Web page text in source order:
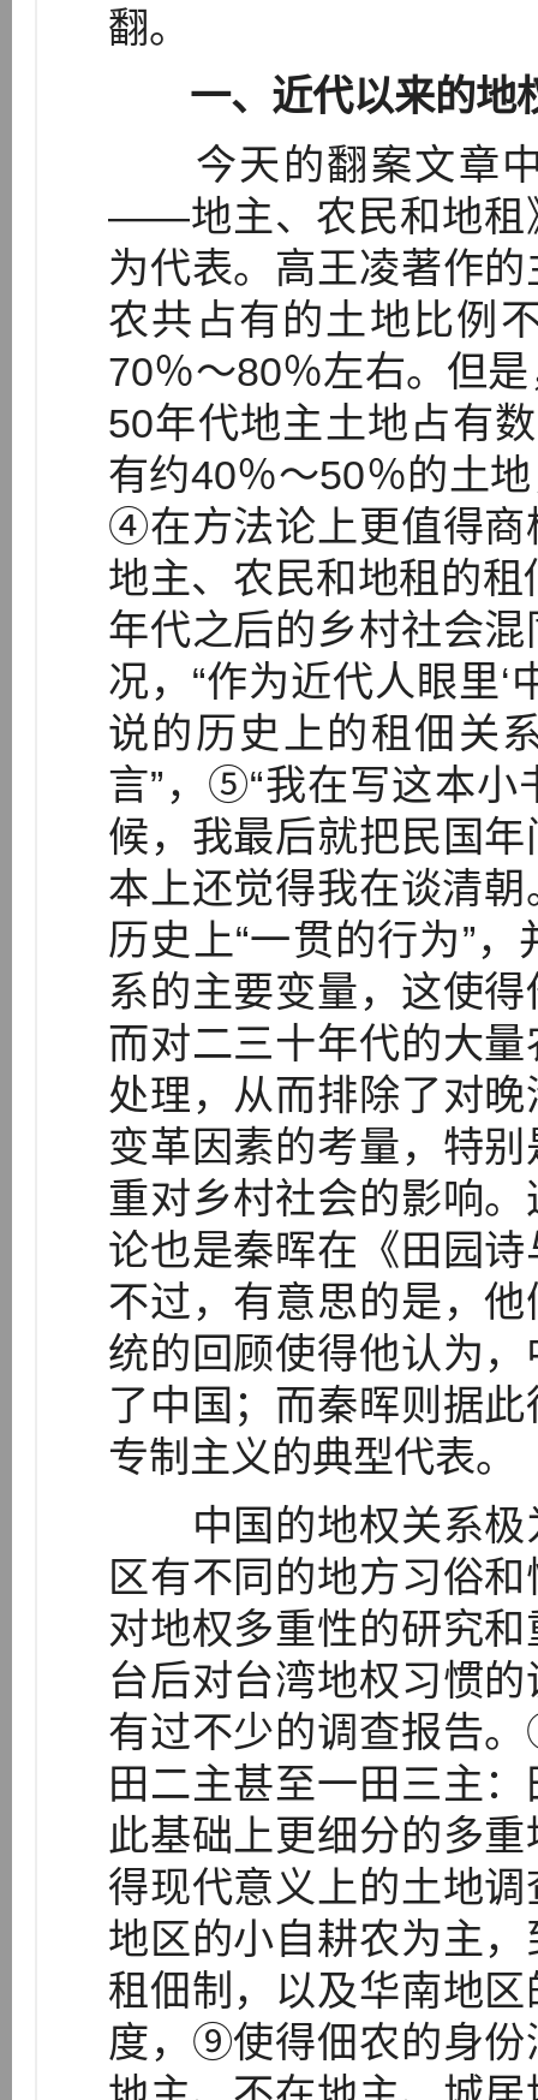
翻。
一、近代以来的地
今天的翻案文章中
——地主、农民和地租
为代表。高王凌著作
农共占有的土地比例
70％～80％左右。但
50年代地主土地占有
有约40％～50％的土
④在方法论上更值得商
地主、农民和地租的
年代之后的乡村社会
况，“作为近代人眼里‘
说的历史上的租佃关
言”，⑤“我在写这本小
候，我最后就把民国
本上还觉得我在谈清
历史上“一贯的行为”
系的主要变量，这使
而对二三十年代的大
处理，从而排除了对
变革因素的考量，特
重对乡村社会的影响
论也是秦晖在《田园
不过，有意思的是，
统的回顾使得他认为
了中国；而秦晖则据
专制主义的典型代表。
中国的地权关系极
区有不同的地方习俗
对地权多重性的研究
台后对台湾地权习惯
有过不少的调查报告
田二主甚至一田三主
此基础上更细分的多
得现代意义上的土地
地区的小自耕农为主
租佃制，以及华南地
度，⑨使得佃农的身份